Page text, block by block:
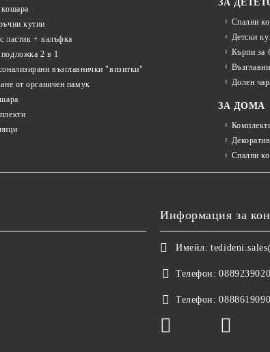
кутии
ластик + калъфка
2 в 1
възглавнички "визитки"
от органичен памук
ЗА
Спални
Детски
Кърпи за
Долен
ЗА ДОМА
Спални
Информация за
Имейл:
Телефон: 0889239020
Телефон: 0888619090